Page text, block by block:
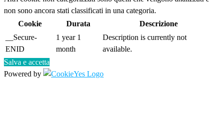
non sono ancora stati classificati in una categoria.
Cookie
Durata
Descrizione
__Secure-
ENID
1 year 1
month
Description is currently not
available.
Salva e accetta
Powered by